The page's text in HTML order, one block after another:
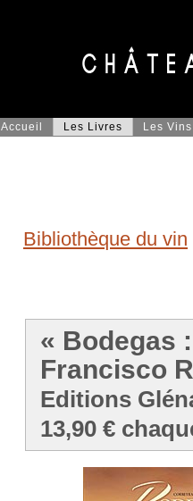
Accueil Les Livres Les Vins
Bibliothèque du vin
« Bodegas
Francisco
Editions
13,90 €